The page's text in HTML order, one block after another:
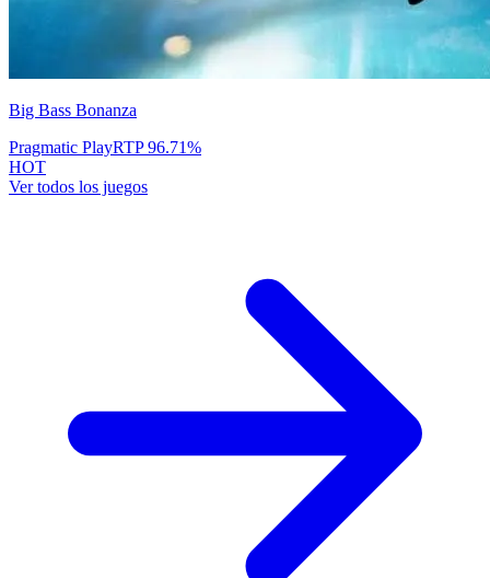
Big Bass Bonanza
Pragmatic PlayRTP96.71%
HOT
Ver todos los juegos